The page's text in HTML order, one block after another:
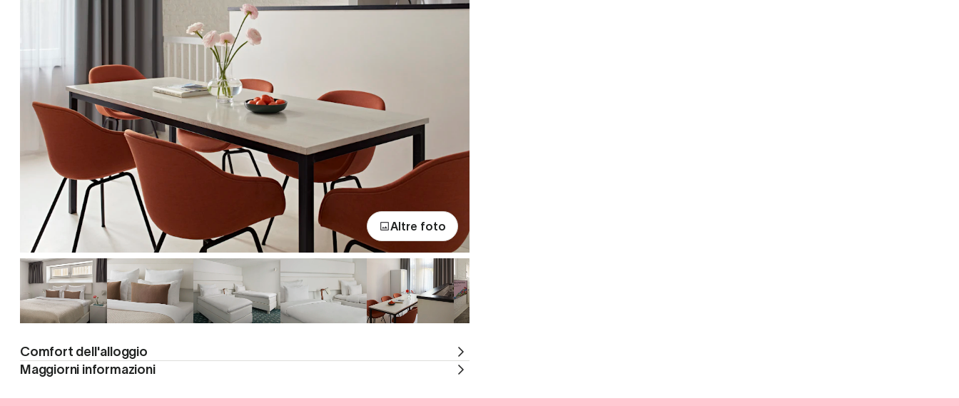
Altre foto
Comfort dell'alloggio
Maggiorni informazioni